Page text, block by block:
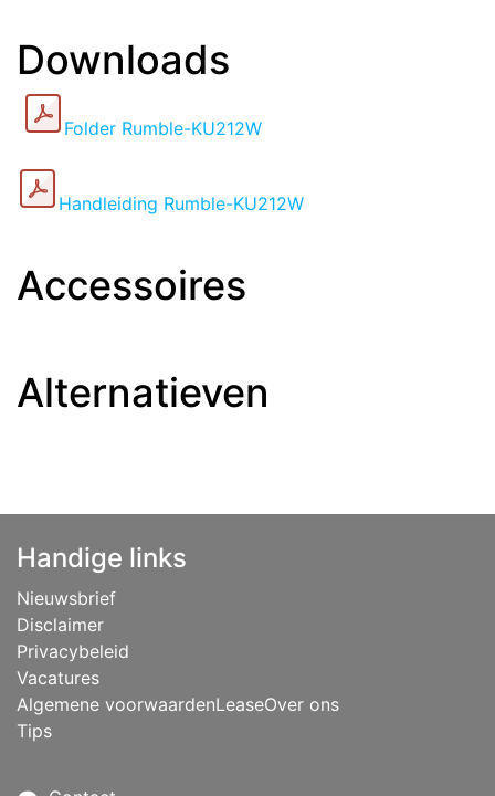
Downloads
Folder Rumble-KU212W
Handleiding Rumble-KU212W
Accessoires
Alternatieven
Handige links
Nieuwsbrief
Disclaimer
Privacybeleid
Vacatures
Algemene voorwaardenLeaseOver ons
Tips